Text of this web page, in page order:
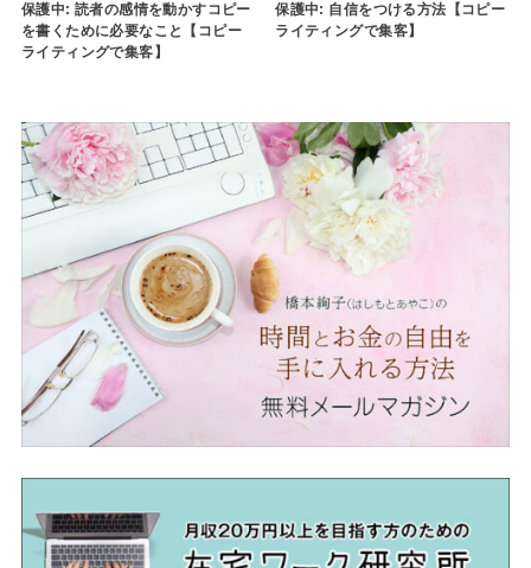
保護中: 読者の感情を動かすコピー
を書くために必要なこと【コピー
ライティングで集客】
保護中: 自信をつける方法【コピー
ライティングで集客】